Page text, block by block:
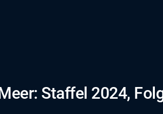
Staffel 2024,